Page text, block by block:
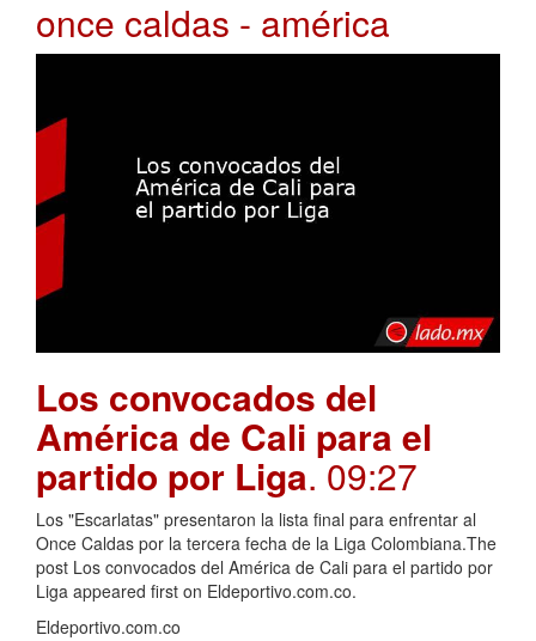
once caldas - américa
Los convocados del
América de Cali para el
partido por Liga. 09:27
Los "Escarlatas" presentaron la lista final para enfrentar al
Once Caldas por la tercera fecha de la Liga Colombiana.The
post Los convocados del América de Cali para el partido por
Liga appeared first on Eldeportivo.com.co.
Eldeportivo.com.co